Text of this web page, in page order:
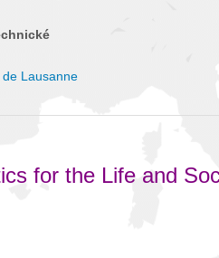
Lausanne
for the Life and